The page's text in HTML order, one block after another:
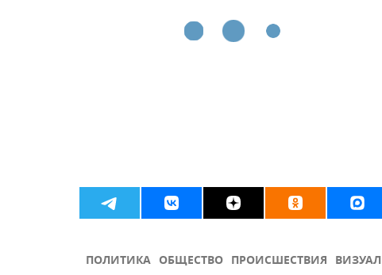
ПОЛИТИКА ОБЩЕСТВО ПРОИСШЕСТВИЯ ВИЗУАЛ